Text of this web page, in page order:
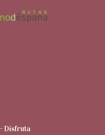
- Disfruta